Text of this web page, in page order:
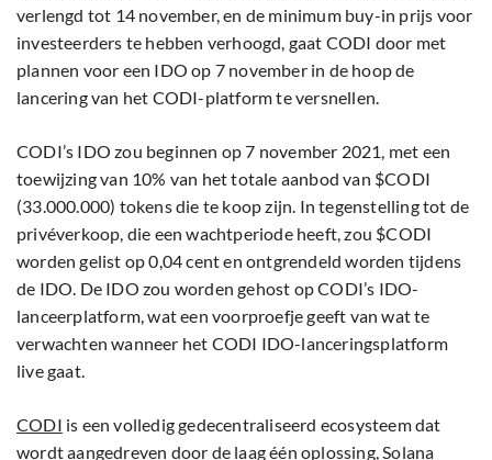
verlengd tot 14 november, en de minimum buy-in prijs voor
investeerders te hebben verhoogd, gaat CODI door met
plannen voor een IDO op 7 november in de hoop de
lancering van het CODI-platform te versnellen.
CODI’s IDO zou beginnen op 7 november 2021, met een
toewijzing van 10% van het totale aanbod van $CODI
(33.000.000) tokens die te koop zijn. In tegenstelling tot de
privéverkoop, die een wachtperiode heeft, zou $CODI
worden gelist op 0,04 cent en ontgrendeld worden tijdens
de IDO. De IDO zou worden gehost op CODI’s IDO-
lanceerplatform, wat een voorproefje geeft van wat te
verwachten wanneer het CODI IDO-lanceringsplatform
live gaat.
CODI is een volledig gedecentraliseerd ecosysteem dat
wordt aangedreven door de laag één oplossing, Solana